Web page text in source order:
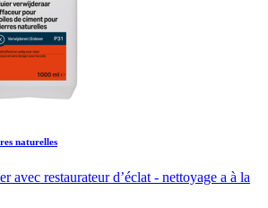
naturelles
avec restaurateur d’éclat - nettoyage a à la